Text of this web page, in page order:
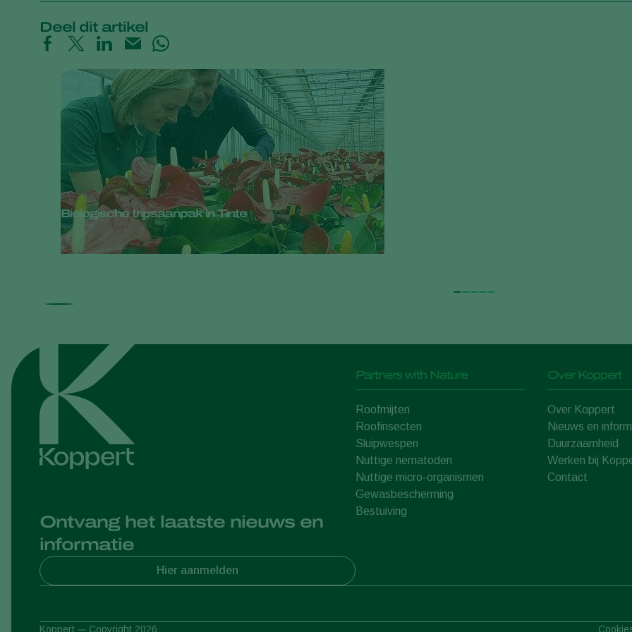
Deel dit artikel
Biologische tripsaanpak in Tinte
Ontvang het laatste nieuws en
informatie
Hier aanmelden
Partners with Nature
Roofmijten
Roofinsecten
Sluipwespen
Nuttige nematoden
Nuttige micro-organismen
Gewasbescherming
Bestuiving
Over Koppert
Over Koppert
Nieuws en
Duurzaamheid
Werken bij
Contact
Koppert Copyright 2026